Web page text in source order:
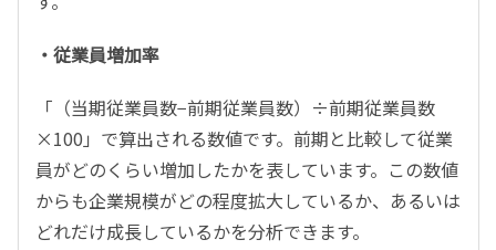
・従業員増加率
「（当期従業員数−前期従業員数）÷前期従業員数
×100」で算出される数値です。前期と比較して従業
員がどのくらい増加したかを表しています。この数値
からも企業規模がどの程度拡大しているか、あるいは
どれだけ成長しているかを分析できます。